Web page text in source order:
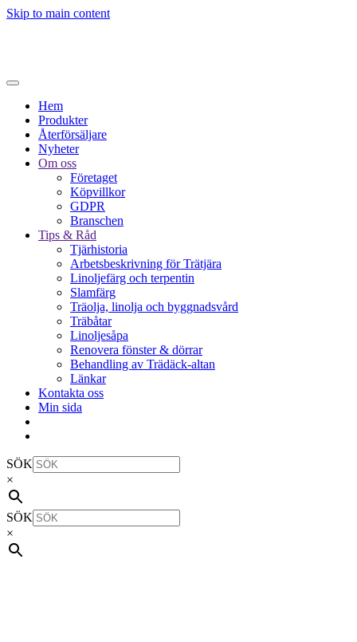
Skip to main content
Hem
Produkter
Återförsäljare
Nyheter
Om oss
Företaget
Köpvillkor
GDPR
Branschen
Tips & Råd
Tjärhistoria
Arbetsbeskrivning för Trätjära
Linoljefärg och terpentin
Slamfärg
Träolja, linolja och byggnadsvård
Träbåtar
Linoljesåpa
Renovera fönster & dörrar
Behandling av Trädäck-altan
Länkar
Kontakta oss
Min sida
SÖK
×
SÖK
×